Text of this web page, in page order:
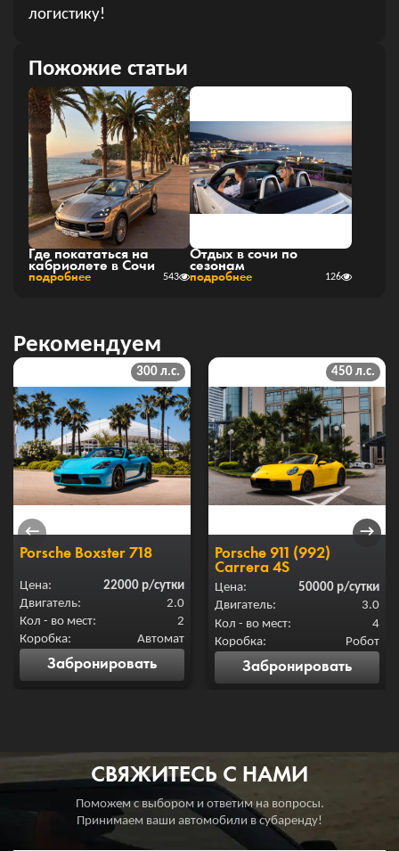
логистику!
Пожожие статьи
Где покататься на
кабриолете в Сочи
подробнее 543
Отдых в сочи по
сезонам
подробнее 126
Рекомендуем
Porsche Boxster 718
Цена:
22000 р/сутки
Двигатель:
2.0
Кол - во мест:
2
Коробка:
Автомат
300 л.с.
Забронировать
Porsche 911 (992)
Carrera 4S
Цена:
50000 р/сутки
Двигатель:
3.0
Кол - во мест:
4
Коробка:
Робот
450 л.с.
Забронировать
← →
СВЯЖИТЕСЬ С НАМИ
Поможем с выбором и ответим на вопросы.
Принимаем ваши автомобили в субаренду!